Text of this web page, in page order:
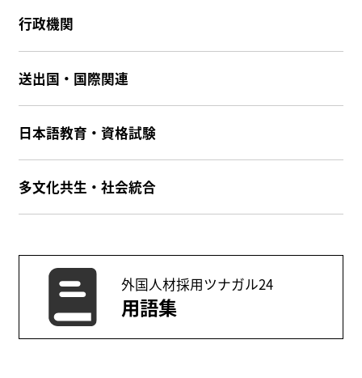
行政機関
送出国・国際関連
日本語教育・資格試験
多文化共生・社会統合
外国人材採用ツナガル24
用語集